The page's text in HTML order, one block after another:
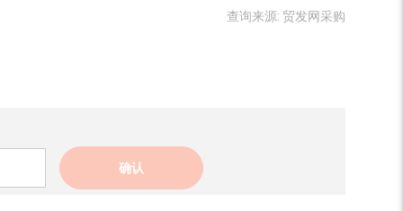
查询来源: 贸发网采购
确认